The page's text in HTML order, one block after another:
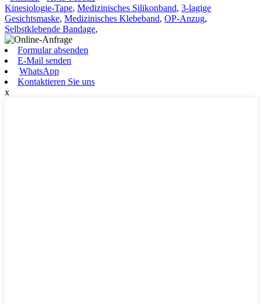
Kinesiologie-Tape, Medizinisches Silikonband, 3-lagige
Gesichtsmaske, Medizinisches Klebeband, OP-Anzug,
Selbstklebende Bandage,
Formular absenden
E-Mail senden
WhatsApp
Kontaktieren Sie uns
x